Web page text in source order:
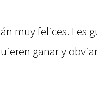
muy felices. Les
ganar y